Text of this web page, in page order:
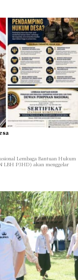
Lembaga Bantuan Hukum
LBH P3HD) akan menggelar